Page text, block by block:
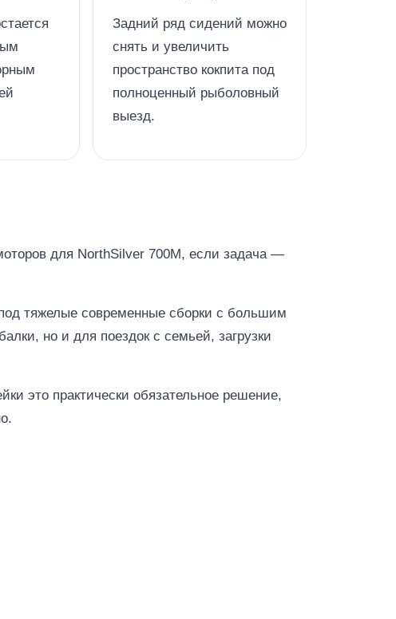
Задний ряд сидений можно
снять и увеличить
пространство кокпита под
полноценный рыболовный
выезд.
для NorthSilver 700M, если задача —
тяжелые современные сборки с большим
но и для поездок с семьей, загрузки
это практически обязательное решение,